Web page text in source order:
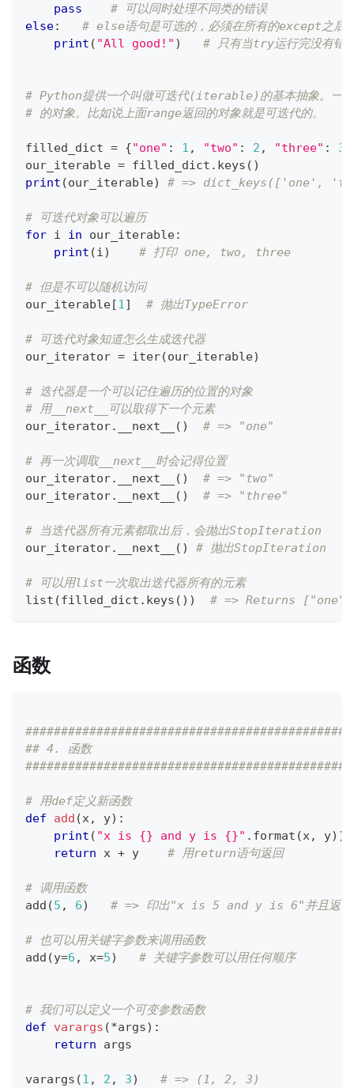
pass
# 可以同时处理不同类的错误
else:
# else语句是可选的，必须在所有的except之后
print ( "All good!" ) # 只有当try运行完没有错
# Python提供一个叫做可迭代(iterable)的基本抽象。一个
# 的对象。比如说上面range返回的对象就是可迭代的。
filled_dict = {"one" : 1 , "two" : 2 , "three" : 3
our_iterable = filled_dict . keys ( )
print (our_iterable) # => dict_keys(['one', 'two',
# 可迭代对象可以遍历
for i in our_iterable:
print (i) # 打印 one, two, three
# 但是不可以随机访问
our_iterable[1] # 抛出TypeError
# 可迭代对象知道怎么生成迭代器
our_iterator = iter(our_iterable)
# 迭代器是一个可以记住遍历的位置的对象
# 用__next__可以取得下一个元素
our_iterator. __next__ ( ) # => "one"
# 再一次调取__next__时会记得位置
our_iterator. __next__ ( )
# => "two"
our_iterator. __next__ ( ) # => "three"
# 当迭代器所有元素都取出后，会抛出StopIteration
our_iterator. __next__ ( ) # 抛出StopIteration
# 可以用list一次取出迭代器所有的元素
list (filled_dict . keys ( ) ) # => Returns
函数
## 4. 函数
# 用def定义新函数
def
add (x, y) :
print ( "x is {} and y is {}" . format (x, y) )
return x + y # 用return语句返回
# 调用函数
add (5 , 6) # => 印出"x is 5 and y is 6"并且返回
# 也可以用关键字参数来调用函数
add (y=6 , x=5) # 关键字参数可以用任何顺序
# 我们可以定义一个可变参数函数
def
varargs (*args) :
return args
varargs (1 , 2 , 3) # => (1, 2, 3)